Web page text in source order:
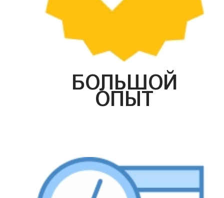
БОЛЬШОЙ
ОПЫТ